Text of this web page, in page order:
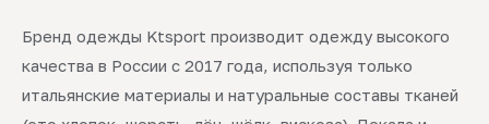
Бренд одежды Ktsport производит одежду высокого
качества в России с 2017 года, используя только
итальянские материалы и натуральные составы тканей